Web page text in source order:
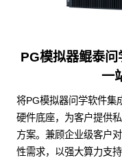
PG模拟器鲲泰
一
将PG模拟器问学软件集
硬件底座，为客户提供
方案。兼顾企业级客户
性需求，以强大算力支